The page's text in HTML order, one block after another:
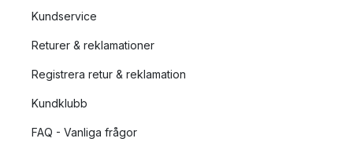
Kundservice
Returer & reklamationer
Registrera retur & reklamation
Kundklubb
FAQ - Vanliga frågor